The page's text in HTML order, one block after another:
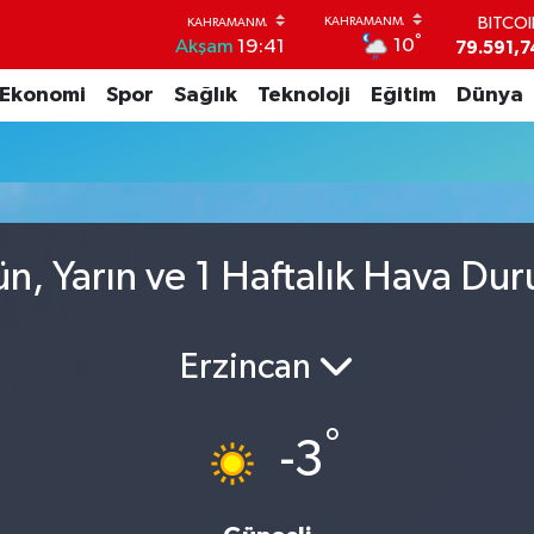
Akşam 19:41 10°
45,43620
Ekonomi Spor Sağlık Teknoloji Eğitim Dünya
Yarın ve 1 Haftalık Hava
Erzincan
-3°